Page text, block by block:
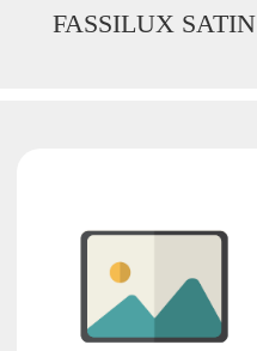
FASSILUX SATIN